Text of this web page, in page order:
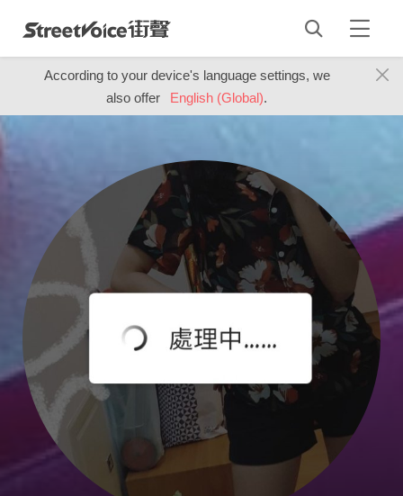
According to your device's language settings, we
also offer
English (Global).